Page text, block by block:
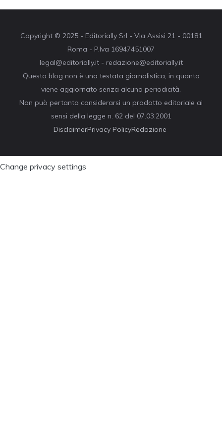
Copyright © 2025 - Editorially Srl - Via Assisi 21 - 00181
Roma - P.Iva 16947451007
legal@editorially.it - redazione@editorially.it
Questo blog non è una testata giornalistica, in quanto
viene aggiornato senza alcuna periodicità.
Non può pertanto considerarsi un prodotto editoriale ai
sensi della legge n. 62 del 07.03.2001
DisclaimerPrivacy PolicyRedazione
Change privacy settings